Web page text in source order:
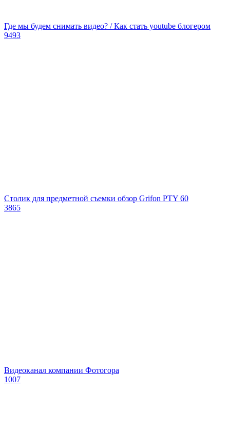
Где мы будем снимать видео? / Как стать youtube блогером
9493
Столик для предметной съемки обзор Grifon PTY 60
3865
Видеоканал компании Фотогора
1007